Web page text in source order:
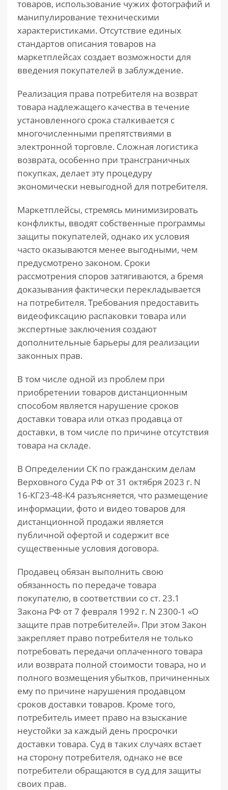
товаров, использование чужих фотографий и
манипулирование техническими
характеристиками. Отсутствие единых
стандартов описания товаров на
маркетплейсах создает возможности для
введения покупателей в заблуждение.
Реализация права потребителя на возврат
товара надлежащего качества в течение
установленного срока сталкивается с
многочисленными препятствиями в
электронной торговле. Сложная логистика
возврата, особенно при трансграничных
покупках, делает эту процедуру
экономически невыгодной для потребителя.
Маркетплейсы, стремясь минимизировать
конфликты, вводят собственные программы
защиты покупателей, однако их условия
часто оказываются менее выгодными, чем
предусмотрено законом. Сроки
рассмотрения споров затягиваются, а бремя
доказывания фактически перекладывается
на потребителя. Требования предоставить
видеофиксацию распаковки товара или
экспертные заключения создают
дополнительные барьеры для реализации
законных прав.
В том числе одной из проблем при
приобретении товаров дистанционным
способом является нарушение сроков
доставки товара или отказ продавца от
доставки, в том числе по причине отсутствия
товара на складе.
В Определении СК по гражданским делам
Верховного Суда РФ от 31 октября 2023 г. N
16-КГ23-48-К4 разъясняется, что размещение
информации, фото и видео товаров для
дистанционной продажи является
публичной офертой и содержит все
существенные условия договора.
Продавец обязан выполнить свою
обязанность по передаче товара
покупателю, в соответствии со ст. 23.1
Закона РФ от 7 февраля 1992 г. N 2300-1 «О
защите прав потребителей». При этом Закон
закрепляет право потребителя не только
потребовать передачи оплаченного товара
или возврата полной стоимости товара, но и
полного возмещения убытков, причиненных
ему по причине нарушения продавцом
сроков доставки товаров. Кроме того,
потребитель имеет право на взыскание
неустойки за каждый день просрочки
доставки товара. Суд в таких случаях встает
на сторону потребителя, однако не все
потребители обращаются в суд для защиты
своих прав.